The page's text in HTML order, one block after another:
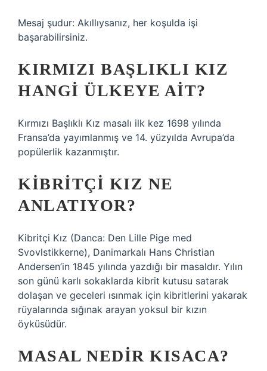
Mesaj şudur: Akıllıysanız, her koşulda işi
başarabilirsiniz.
KIRMIZI BAŞLIKLI KIZ
HANGI ÜLKEYE AIT?
Kırmızı Başlıklı Kız masalı ilk kez 1698 yılında
Fransa’da yayımlanmış ve 14. yüzyılda Avrupa’da
popülerlik kazanmıştır.
KIBRITÇI KIZ NE
ANLATIYOR?
Kibritçi Kız (Danca: Den Lille Pige med
Svovlstikkerne), Danimarkalı Hans Christian
Andersen’in 1845 yılında yazdığı bir masaldır. Yılın
son günü karlı sokaklarda kibrit kutusu satarak
dolaşan ve geceleri ısınmak için kibritlerini yakarak
rüyalarında sığınak arayan yoksul bir kızın
öyküsüdür.
MASAL NEDIR KISACA?